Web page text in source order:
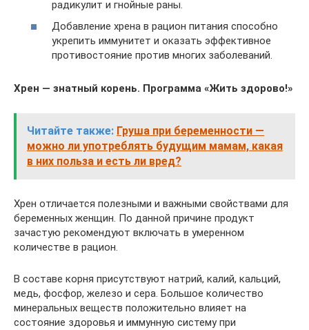
радикулит и гнойные раны.
Добавление хрена в рацион питания способно
укрепить иммунитет и оказать эффективное
противостояние против многих заболеваний.
Хрен — знатный корень. Программа «Жить здорово!»
Читайте также: Груша при беременности —
можно ли употреблять будущим мамам, какая
в них польза и есть ли вред?
Хрен отличается полезными и важными свойствами для
беременных женщин. По данной причине продукт
зачастую рекомендуют включать в умеренном
количестве в рацион.
В составе корня присутствуют натрий, калий, кальций,
медь, фосфор, железо и сера. Большое количество
минеральных веществ положительно влияет на
состояние здоровья и иммунную систему при